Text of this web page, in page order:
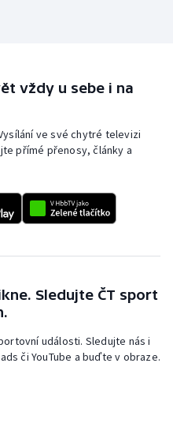
vždy u sebe i na
ve své chytré televizi
přímé přenosy, články a
Sledujte ČT sport
události. Sledujte nás i
či YouTube a buďte v obraze.